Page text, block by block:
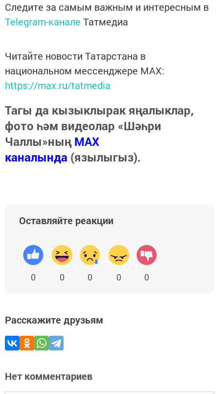
Следите за самым важным и интересным в
Telegram-канале Татмедиа
Читайте новости Татарстана в
национальном мессенджере MАХ:
https://max.ru/tatmedia
Тагы да кызыклырак яңалыклар,
фото һәм видеолар «Шәһри
Чаллы»ныңMAX
каналында (язылыгыз).
Оставляйте реакции
0 0 0 0 0
Расскажите друзьям
Нет комментариев